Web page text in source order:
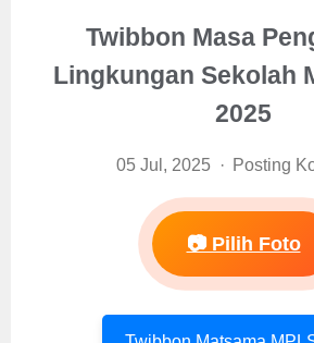
Twibbon Masa
Lingkungan Sekolah
2025
05 Jul, 2025 Posting
📷 Pilih Foto